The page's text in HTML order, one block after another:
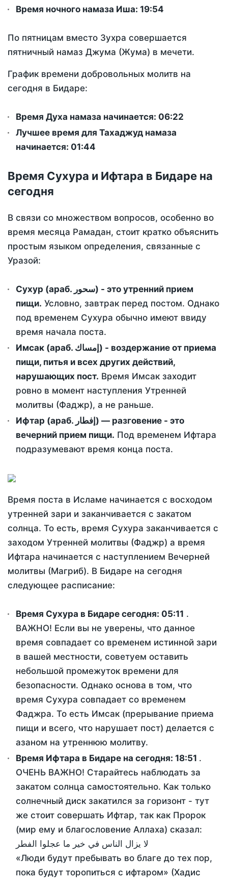
Время ночного намаза Иша: 19:54
По пятницам вместо Зухра совершается
пятничный намаз Джума (Жума) в мечети.
График времени добровольных молитв на
сегодня в Бидаре:
Время Духа намаза начинается: 06:22
Лучшее время для Тахаджуд намаза
начинается: 01:44
Время Сухура и Ифтара в Бидаре на
сегодня
В связи со множеством вопросов, особенно во
время месяца Рамадан, стоит кратко объяснить
простым языком определения, связанные с
Уразой:
Сухур (араб. سحور) - это утренний прием
пищи. Условно, завтрак перед постом. Однако
под временем Сухура обычно имеют ввиду
время начала поста.
Имсак (араб. إمساك) - воздержание от приема
пищи, питья и всех других действий,
нарушающих пост. Время Имсак заходит
ровно в момент наступления Утренней
молитвы (Фаджр), а не раньше.
Ифтар (араб. إفطار) — разговение - это
вечерний прием пищи. Под временем Ифтара
подразумевают время конца поста.
Время поста в Исламе начинается с восходом
утренней зари и заканчивается с закатом
солнца. То есть, время Сухура заканчивается с
заходом Утренней молитвы (Фаджр) а время
Ифтара начинается с наступлением Вечерней
молитвы (Магриб). В Бидаре на сегодня
следующее расписание:
Время Сухура в Бидаре сегодня: 05:11 .
ВАЖНО! Если вы не уверены, что данное
время совпадает со временем истинной зари
в вашей местности, советуем оставить
небольшой промежуток времени для
безопасности. Однако основа в том, что
время Сухура совпадает со временем
Фаджра. То есть Имсак (прерывание приема
пищи и всего, что нарушает пост) делается с
азаном на утреннюю молитву.
Время Ифтара в Бидаре на сегодня: 18:51 .
ОЧЕНЬ ВАЖНО! Старайтесь наблюдать за
закатом солнца самостоятельно. Как только
солнечный диск закатился за горизонт - тут
же стоит совершать Ифтар, так как Пророк
(мир ему и благословение Аллаха) сказал:
لا يزال الناس في خير ما عجلوا الفطر
«Люди будут пребывать во благе до тех пор,
пока будут торопиться с ифтаром» (Хадис